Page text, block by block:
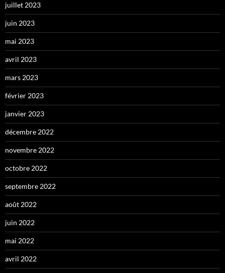
juillet 2023
juin 2023
mai 2023
avril 2023
mars 2023
février 2023
janvier 2023
décembre 2022
novembre 2022
octobre 2022
septembre 2022
août 2022
juin 2022
mai 2022
avril 2022